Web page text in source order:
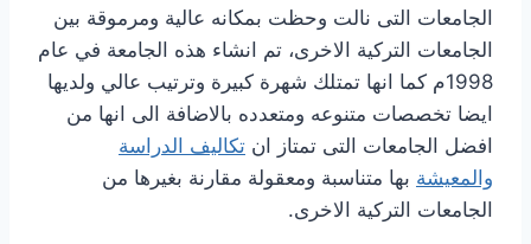
الجامعات التى نالت وحظت بمكانه عالية ومرموقة بين
الجامعات التركية الاخرى، تم انشاء هذه الجامعة في عام
1998م كما انها تمتلك شهرة كبيرة وترتيب عالي ولديها
ايضا تخصصات متنوعه ومتعدده بالاضافة الى انها من
افضل الجامعات التى تمتاز ان تكاليف الدراسة
والمعيشة بها متناسبة ومعقولة مقارنة بغيرها من
الجامعات التركية الاخرى.